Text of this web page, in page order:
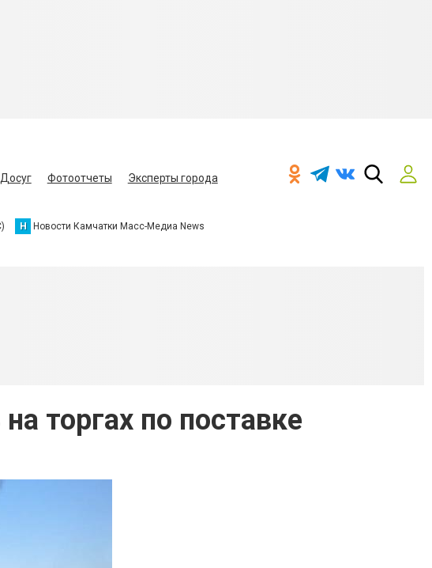
Досуг Фотоотчеты
Эксперты города
Н Новости Камчатки Масс-Медиа News
торгах по поставке